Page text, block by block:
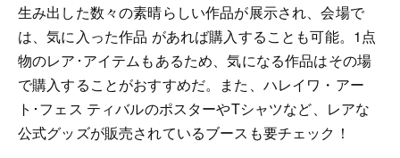
生み出した数々の素晴らしい作品が展示され、会場で
は、気に入った作品 があれば購入することも可能。1点
物のレア･アイテムもあるため、気になる作品はその場
で購入することがおすすめだ。また、ハレイワ・アー
ト･フェス ティバルのポスターやTシャツなど、レアな
公式グッズが販売されているブースも要チェック！